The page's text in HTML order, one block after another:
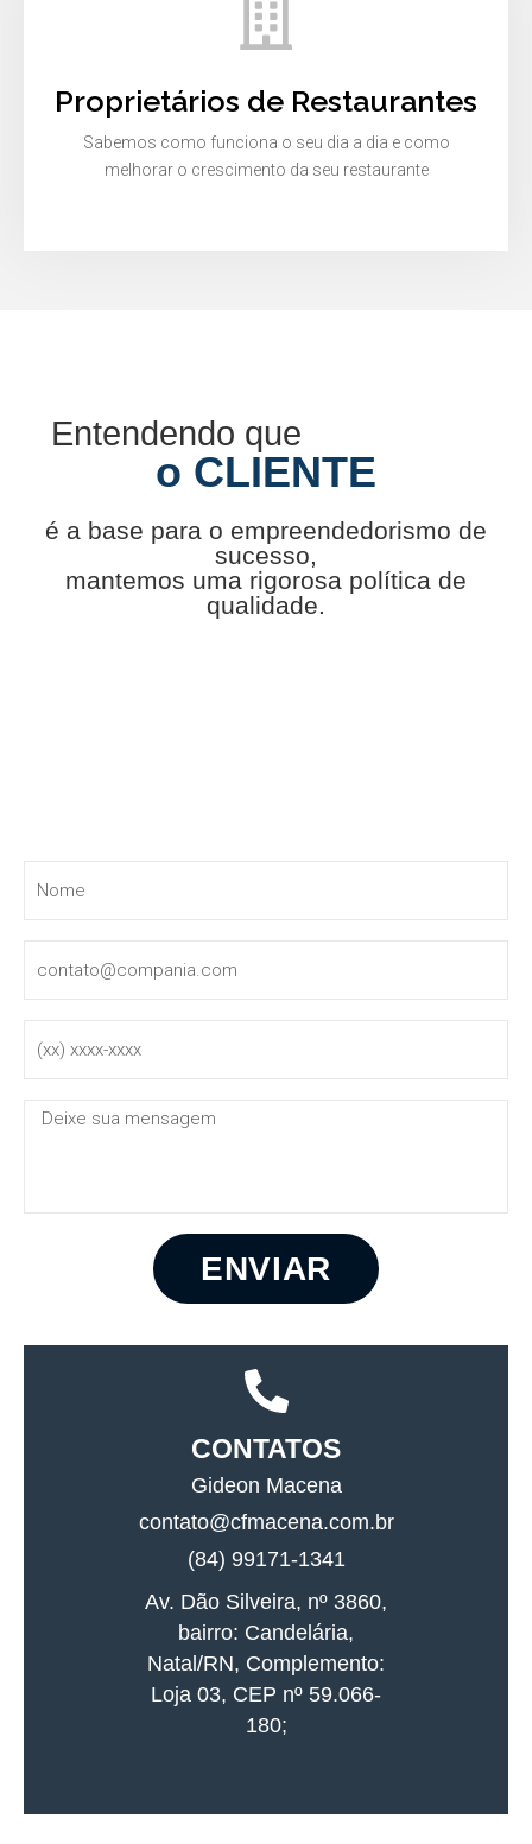
Proprietários de Restaurantes
Sabemos como funciona o seu dia a dia e como
melhorar o crescimento da seu restaurante
Entendendo que
o CLIENTE
é a base para o empreendedorismo de
sucesso,
mantemos uma rigorosa política de
qualidade.
ENVIAR
CONTATOS
Gideon Macena
contato@cfmacena.com.br
(84) 99171-1341
Av. Dão Silveira, nº 3860,
bairro: Candelária,
Natal/RN, Complemento:
Loja 03, CEP nº 59.066-
180;